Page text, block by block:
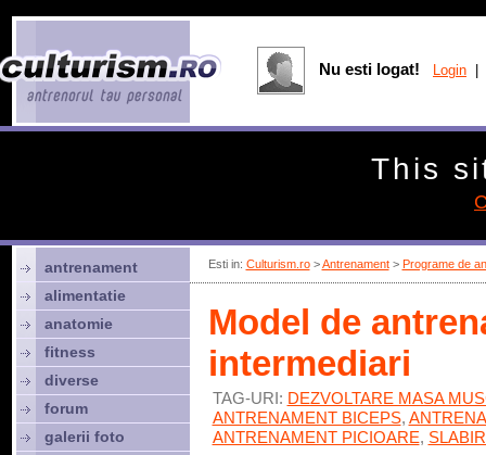
Esti in: Culturism.ro>Antrenament> Programe de
Model de
intermediari
TAG-URI: DEZVOLTARE MASA
ANTRENAMENT BICEPS,
ANTRENAMENT PICIOARE,
antrenament
alimentatie
anatomie
fitness
diverse
forum
galerii foto
Nu esti logat! Login
This